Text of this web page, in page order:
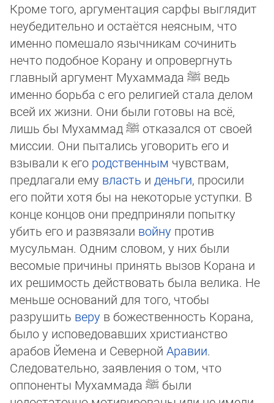
Кроме того, аргументация сарфы выглядит
неубедительно и остаётся неясным, что
именно помешало язычникам сочинить
нечто подобное Корану и опровергнуть
главный аргумент Мухаммада ﷺ ведь
именно борьба с его религией стала делом
всей их жизни. Они были готовы на всё,
лишь бы Мухаммадﷺ отказался от своей
миссии. Они пытались уговорить его и
взывали к его родственным чувствам,
предлагали ему власть и деньги, просили
его пойти хотя бы на некоторые уступки. В
конце концов они предприняли попытку
убить его и развязали войну против
мусульман. Одним словом, у них были
весомые причины принять вызов Корана и
их решимость действовать была велика. Не
меньше оснований для того, чтобы
разрушить веру в божественность Корана,
было у исповедовавших христианство
арабов Йемена и Северной Аравии.
Следовательно, заявления о том, что
оппоненты Мухаммада ﷺ были